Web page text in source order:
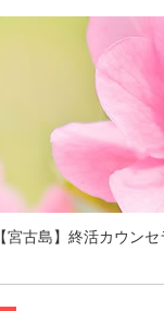
【宮古島】終活カウン